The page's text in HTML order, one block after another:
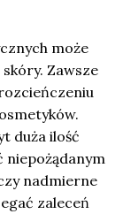
może
Zawsze
duża ilość
niepożądanym
nadmierne
zaleceń